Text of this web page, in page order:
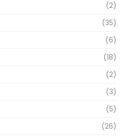
(2)
(35)
(6)
(18)
(2)
(3)
(5)
(26)